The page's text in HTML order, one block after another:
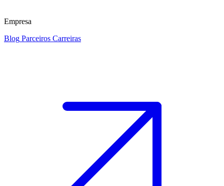
Empresa
Blog Parceiros Carreiras